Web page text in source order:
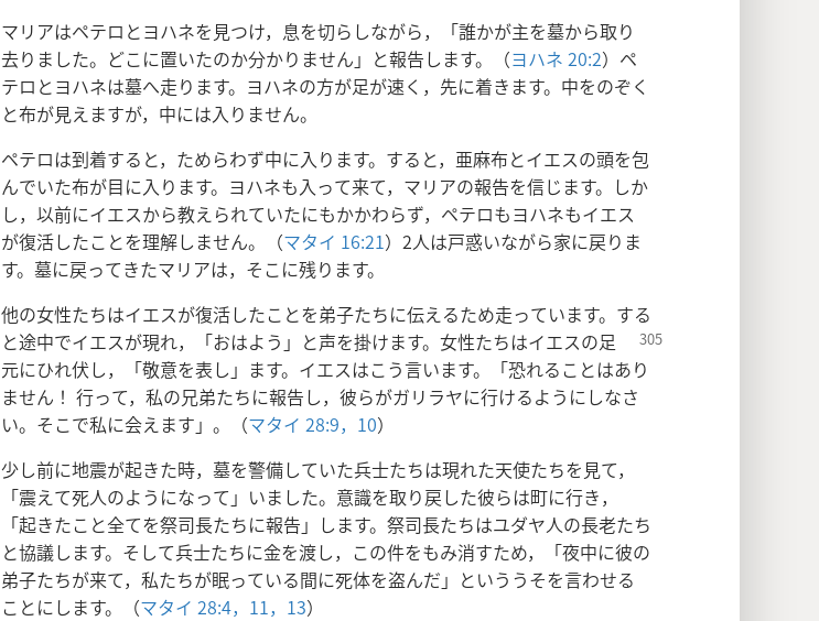
マリアはペテロとヨハネを見つけ，息を切らしながら，「誰かが主を墓から取り
去りました。どこに置いたのか分かりません」と報告します。（ヨハネ 20:2）ペ
テロとヨハネは墓へ走ります。ヨハネの方が足が速く，先に着きます。中をのぞく
と布が見えますが，中には入りません。
ペテロは到着すると，ためらわず中に入ります。すると，亜麻布とイエスの頭を包
んでいた布が目に入ります。ヨハネも入って来て，マリアの報告を信じます。しか
し，以前にイエスから教えられていたにもかかわらず，ペテロもヨハネもイエス
が復活したことを理解しません。（マタイ 16:21）2人は戸惑いながら家に戻りま
す。墓に戻ってきたマリアは，そこに残ります。
他の女性たちはイエスが復活したことを弟子たちに伝えるため走っています。する
と途中でイエスが現れ，
「おはよう」と声を掛けます。女性たちはイエスの足
元にひれ伏し，「敬意を表し」ます。イエスはこう言います。「恐れることはあり
ません！ 行って，私の兄弟たちに報告し，彼らがガリラヤに行けるようにしなさ
い。そこで私に会えます」。（マタイ 28:9，10）
少し前に地震が起きた時，墓を警備していた兵士たちは現れた天使たちを見て，
「震えて死人のようになって」いました。意識を取り戻した彼らは町に行き，
「起きたこと全てを祭司長たちに報告」します。祭司長たちはユダヤ人の長老たち
と協議します。そして兵士たちに金を渡し，この件をもみ消すため，「夜中に彼の
弟子たちが来て，私たちが眠っている間に死体を盗んだ」といううそを言わせる
ことにします。（マタイ 28:4， 11， 13）